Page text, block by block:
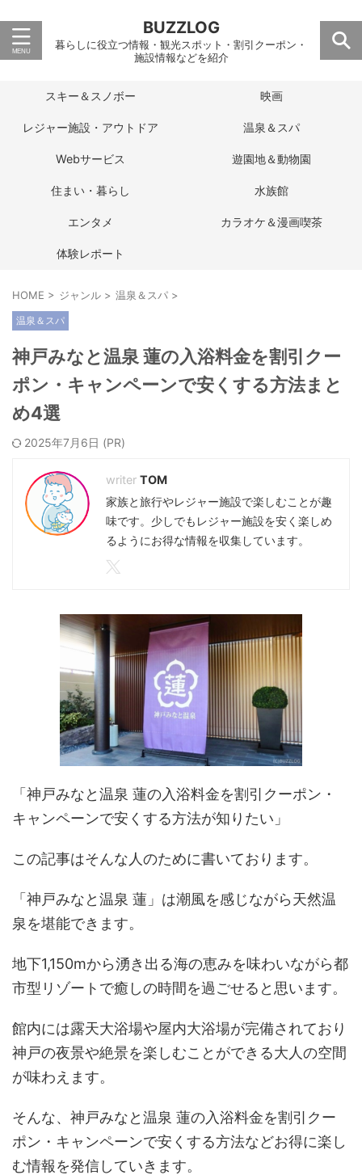
BUZZLOG
暮らしに役立つ情報・観光スポット・割引クーポン・
施設情報などを紹介
スキー＆スノボー 映画
レジャー施設・アウトドア 温泉＆スパ
Webサービス 遊園地＆動物園
住まい・暮らし 水族館
エンタメ カラオケ＆漫画喫茶
体験レポート
HOME > ジャンル > 温泉＆スパ >
温泉＆スパ
神戸みなと温泉 蓮の入浴料金を割引クー
ポン・キャンペーンで安くする方法まと
め4選
2025年7月6日
TOM
家族と旅行やレジャー施設で楽しむことが趣
味です。少しでもレジャー施設を安く楽しめ
るようにお得な情報を収集しています。
「神戸みなと温泉 蓮の入浴料金を割引クーポン・
キャンペーンで安くする方法が知りたい」
この記事はそんな人のために書いております。
「神戸みなと温泉 蓮」は潮風を感じながら天然温
泉を堪能できます。
地下1,150mから湧き出る海の恵みを味わいながら都
市型リゾートで癒しの時間を過ごせると思います。
館内には露天大浴場や屋内大浴場が完備されており
神戸の夜景や絶景を楽しむことができる大人の空間
が味わえます。
そんな、神戸みなと温泉 蓮の入浴料金を割引クー
ポン・キャンペーンで安くする方法などお得に楽し
む情報を発信していきます。